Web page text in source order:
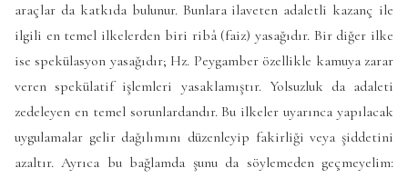
araçlar da katkıda bulunur. Bunlara ilaveten adaletli kazanç ile
ilgili en temel ilkelerden biri ribâ (faiz) yasağıdır. Bir diğer ilke
ise spekülasyon yasağıdır; Hz. Peygamber özellikle kamuya zarar
veren spekülatif işlemleri yasaklamıştır. Yolsuzluk da adaleti
zedeleyen en temel sorunlardandır. Bu ilkeler uyarınca yapılacak
uygulamalar gelir dağılımını düzenleyip fakirliği veya şiddetini
azaltır. Ayrıca bu bağlamda şunu da söylemeden geçmeyelim: